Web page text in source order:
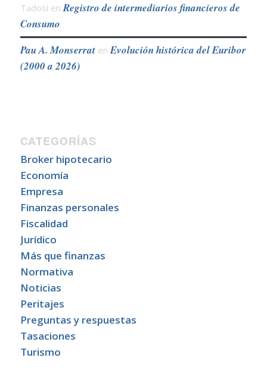
Tadosi enRegistro de intermediarios financieros de
Consumo
Pau A. MonserratenEvolución histórica del Euribor
(2000 a 2026)
CATEGORÍAS
Broker hipotecario
Economía
Empresa
Finanzas personales
Fiscalidad
Jurídico
Más que finanzas
Normativa
Noticias
Peritajes
Preguntas y respuestas
Tasaciones
Turismo